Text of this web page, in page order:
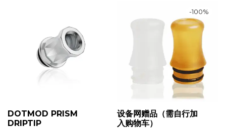
DOTMOD PRISM
DRIPTIP
-100%
设备网赠品（需自行加
入购物车）